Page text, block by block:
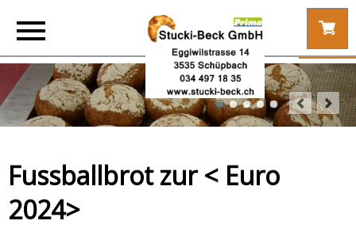
Fussballbrot zur < Euro
2024>